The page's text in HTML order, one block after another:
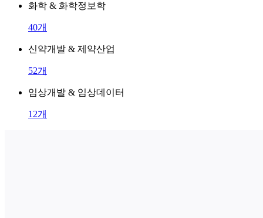
화학 & 화학정보학
40개
신약개발 & 제약산업
52개
임상개발 & 임상데이터
12개